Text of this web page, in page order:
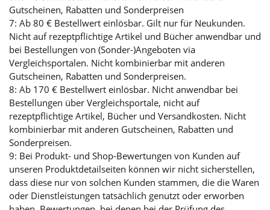
Gutscheinen, Rabatten und Sonderpreisen
7: Ab 80 € Bestellwert einlösbar. Gilt nur für Neukunden.
Nicht auf rezeptpflichtige Artikel und Bücher anwendbar und
bei Bestellungen von (Sonder-)Angeboten via
Vergleichsportalen. Nicht kombinierbar mit anderen
Gutscheinen, Rabatten und Sonderpreisen.
8: Ab 170 € Bestellwert einlösbar. Nicht anwendbar bei
Bestellungen über Vergleichsportale, nicht auf
rezeptpflichtige Artikel, Bücher und Versandkosten. Nicht
kombinierbar mit anderen Gutscheinen, Rabatten und
Sonderpreisen.
9: Bei Produkt- und Shop-Bewertungen von Kunden auf
unseren Produktdetailseiten können wir nicht sicherstellen,
dass diese nur von solchen Kunden stammen, die die Waren
oder Dienstleistungen tatsächlich genutzt oder erworben